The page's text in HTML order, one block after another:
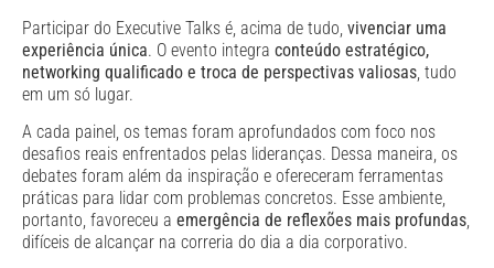
Participar do Executive Talks é, acima de tudo, vivenciar uma
experiência única. O evento integra conteúdo estratégico,
networking qualificado e troca de perspectivas valiosas, tudo
em um só lugar.
A cada painel, os temas foram aprofundados com foco nos
desafios reais enfrentados pelas lideranças. Dessa maneira, os
debates foram além da inspiração e ofereceram ferramentas
práticas para lidar com problemas concretos. Esse ambiente,
portanto, favoreceu a emergência de reflexões mais profundas,
difíceis de alcançar na correria do dia a dia corporativo.